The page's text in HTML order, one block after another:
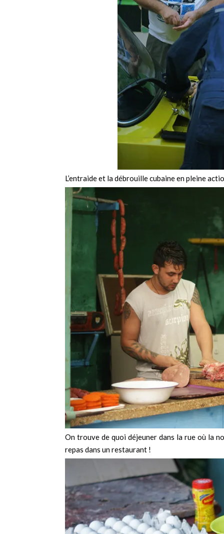
L’entraide et la débrouille cubaine en pleine
On trouve de quoi déjeuner dans la rue où la
repas dans un restaurant !